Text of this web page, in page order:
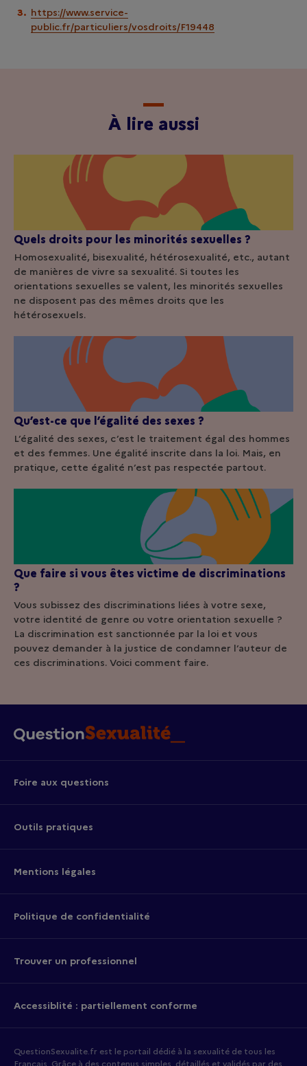
https://www.service-
public.fr/particuliers/vosdroits/F19448
À lire aussi
Quels droits pour les minorités sexuelles ?
Homosexualité, bisexualité, hétérosexualité, etc., autant
de manières de vivre sa sexualité. Si toutes les
orientations sexuelles se valent, les minorités sexuelles
ne disposent pas des mêmes droits que les
hétérosexuels.
Qu’est-ce que l’égalité des sexes ?
L’égalité des sexes, c’est le traitement égal des hommes
et des femmes. Une égalité inscrite dans la loi. Mais, en
pratique, cette égalité n’est pas respectée partout.
Que faire si vous êtes victime de discriminations
?
Vous subissez des discriminations liées à votre sexe,
votre identité de genre ou votre orientation sexuelle ?
La discrimination est sanctionnée par la loi et vous
pouvez demander à la justice de condamner l’auteur de
ces discriminations. Voici comment faire.
Foire aux questions
Outils pratiques
Mentions légales
Politique de confidentialité
Trouver un professionnel
Accessiblité : partiellement conforme
QuestionSexualite.fr est le portail dédié à la sexualité de tous les
Français. Grâce à des contenus simples, détaillés et validés par des